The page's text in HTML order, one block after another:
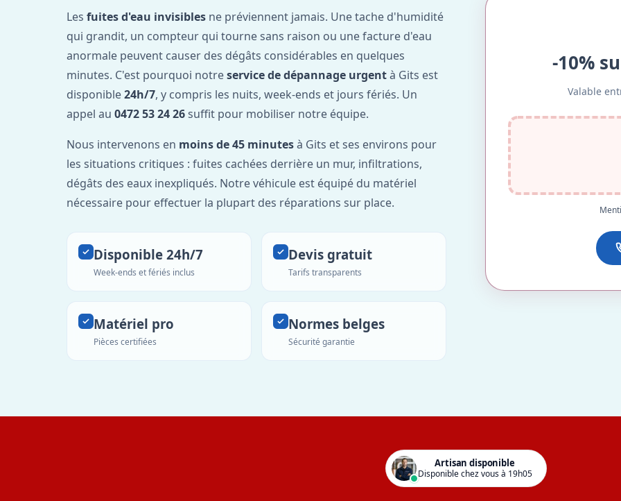
Les fuites d'eau invisibles ne préviennent jamais. Une tache d'humidité
qui grandit, un compteur qui tourne sans raison ou une facture d'eau
anormale peuvent causer des dégâts considérables en quelques
minutes. C'est pourquoi notreservice de dépannage urgentà Gits est
disponible24h/7, y compris les nuits, week-ends et jours fériés. Un
appel au 0472 53 24 26suffit pour mobiliser notre équipe.
Nous intervenons en moins de 45 minutesà Gits et ses environs pour
les situations critiques : fuites cachées derrière un mur, infiltrations,
dégâts des eaux inexpliqués. Notre véhicule est équipé du matériel
nécessaire pour effectuer la plupart des réparations sur place.
Disponible 24h/7
Week-ends et fériés inclus
Devis gratuit
Tarifs transparents
Matériel pro
Pièces certifiées
Normes belges
Sécurité garantie
-10%
Valable
Artisan disponible
Disponible chez vous à 19h05